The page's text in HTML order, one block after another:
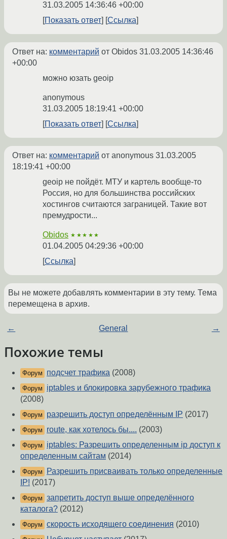
31.03.2005 14:36:46 +00:00
Показать ответ
Ссылка
Ответ на: комментарий от Obidos 31.03.2005 14:36:46
+00:00
можно юзать geoip
anonymous
31.03.2005 18:19:41 +00:00
Показать ответ
Ссылка
Ответ на: комментарий от anonymous 31.03.2005
18:19:41 +00:00
geoip не пойдёт. МТУ и картель вообще-то
Россия, но для большинства российских
хостингов считаются заграницей. Такие вот
премудрости...
Obidos ★★★★★
01.04.2005 04:29:36 +00:00
Ссылка
Вы не можете добавлять комментарии в эту тему. Тема
перемещена в архив.
← General →
Похожие темы
Форум подсчет трафика (2008)
Форум
iptables и блокировка зарубежного трафика
(2008)
Форум разрешить доступ определённым IP (2017)
Форум route, как хотелось бы.... (2003)
Форум
iptables: Разрешить определенным ip доступ к
определенным сайтам (2014)
Форум
Разрешить присваивать только определенные
IP! (2017)
Форум запретить доступ выше определённого
каталога? (2012)
Форум скорость исходящего соединения (2010)